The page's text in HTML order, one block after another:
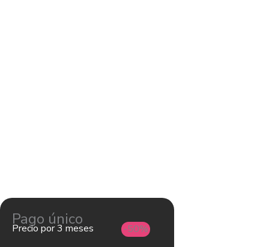
Pago único
Precio por 3 meses -50%